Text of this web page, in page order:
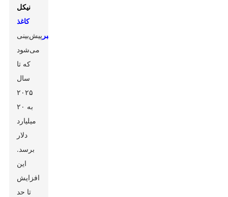
نیکل
کاغذ
فیبر پیش‌بینی
می‌شود
که تا
سال
۲۰۲۵
به ۲۰
میلیارد
دلار
برسد.
این
افزایش
تا حد